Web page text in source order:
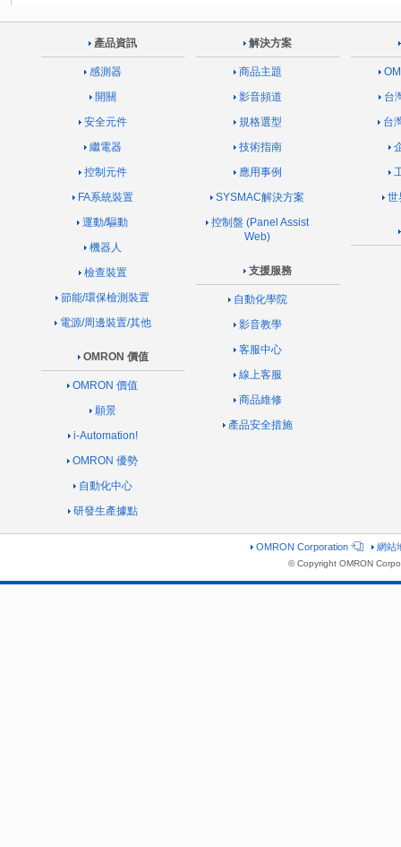
產品資訊
感測器
開關
安全元件
繼電器
控制元件
FA系統裝置
運動/驅動
機器人
檢查裝置
節能/環保檢測裝置
電源/周邊裝置/其他
OMRON 價值
OMRON 價值
願景
i-Automation!
OMRON 優勢
自動化中心
研發生產據點
解決方案
商品主題
影音頻道
規格選型
技術指南
應用事例
SYSMAC解決方案
控制盤 (Panel Assist
Web)
支援服務
自動化學院
影音教學
客服中心
線上客服
商品維修
產品安全措施
台
台
世
OMRON Corporation 網站
© Copyright OMRON